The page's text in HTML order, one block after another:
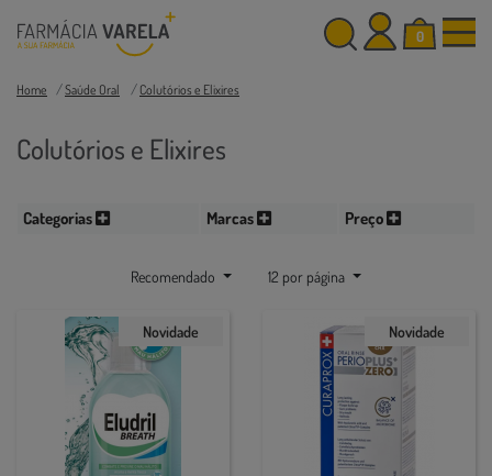
0
Home Saúde Oral Colutórios e Elixires
Colutórios e Elixires
Categorias Marcas Preço
Recomendado 12 por página
Novidade Novidade